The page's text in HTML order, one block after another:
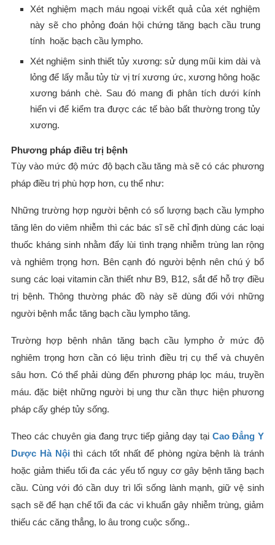
Xét nghiệm mạch máu ngoại vi:kết quả của xét nghiệm
này sẽ cho phỏng đoán hội chứng tăng bạch cầu trung
tính hoặc bạch cầu lympho.
Xét nghiệm sinh thiết tủy xương: sử dụng mũi kim dài và
lỏng để lấy mẫu tủy từ vị trí xương ức, xương hông hoặc
xương bánh chè. Sau đó mang đi phân tích dưới kính
hiển vi để kiểm tra được các tế bào bất thường trong tủy
xương.
Phương pháp điều trị bệnh
Tùy vào mức độ mức độ bạch cầu tăng mà sẽ có các phương
pháp điều trị phù hợp hơn, cụ thể như:
Những trường hợp người bệnh có số lượng bạch cầu lympho
tăng lên do viêm nhiễm thì các bác sĩ sẽ chỉ định dùng các loại
thuốc kháng sinh nhằm đẩy lùi tình trạng nhiễm trùng lan rộng
và nghiêm trọng hơn. Bên cạnh đó người bệnh nên chú ý bổ
sung các loại vitamin cần thiết như B9, B12, sắt để hỗ trợ điều
trị bệnh. Thông thường phác đồ này sẽ dùng đối với những
người bệnh mắc tăng bạch cầu lympho tăng.
Trường hợp bệnh nhân tăng bạch cầu lympho ở mức độ
nghiêm trọng hơn cần có liệu trình điều trị cụ thể và chuyên
sâu hơn. Có thể phải dùng đến phương pháp lọc máu, truyền
máu. đặc biệt những người bị ung thư cần thực hiện phương
pháp cấy ghép tủy sống.
Theo các chuyên gia đang trực tiếp giảng dạy tại Cao Đẳng Y
Dược Hà Nội thì cách tốt nhất để phòng ngừa bệnh là tránh
hoặc giảm thiểu tối đa các yếu tố nguy cơ gây bệnh tăng bạch
cầu. Cùng với đó cần duy trì lối sống lành mạnh, giữ vệ sinh
sạch sẽ để hạn chế tối đa các vi khuẩn gây nhiễm trùng, giảm
thiếu các căng thẳng, lo âu trong cuộc sống..